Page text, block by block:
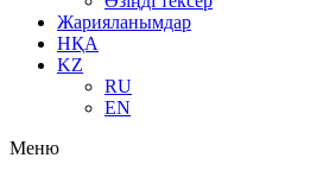
Жарияланымдар
НҚА
KZ
RU
EN
Меню